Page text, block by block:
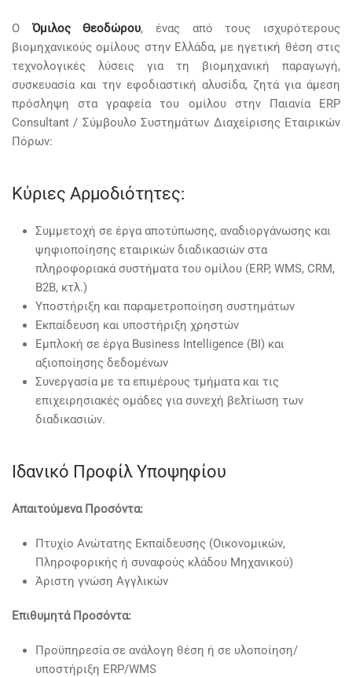
Ο Όμιλος Θεοδώρου, ένας από τους ισχυρότερους
βιομηχανικούς ομίλους στην Ελλάδα, με ηγετική θέση στις
τεχνολογικές λύσεις για τη βιομηχανική παραγωγή,
συσκευασία και την εφοδιαστική αλυσίδα, ζητά για άμεση
πρόσληψη στα γραφεία του ομίλου στην Παιανία ERP
Consultant / Σύμβουλο Συστημάτων Διαχείρισης Εταιρικών
Πόρων:
Κύριες Αρμοδιότητες:
Συμμετοχή σε έργα αποτύπωσης, αναδιοργάνωσης και
ψηφιοποίησης εταιρικών διαδικασιών στα
πληροφοριακά συστήματα του ομίλου (ERP, WMS, CRM,
B2B, κτλ.)
Υποστήριξη και παραμετροποίηση συστημάτων
Εκπαίδευση και υποστήριξη χρηστών
Εμπλοκή σε έργα Business Intelligence (BI) και
αξιοποίησης δεδομένων
Συνεργασία με τα επιμέρους τμήματα και τις
επιχειρησιακές ομάδες για συνεχή βελτίωση των
διαδικασιών.
Ιδανικό Προφίλ Υποψηφίου
Απαιτούμενα Προσόντα:
Πτυχίο Ανώτατης Εκπαίδευσης (Οικονομικών,
Πληροφορικής ή συναφούς κλάδου Μηχανικού)
Άριστη γνώση Αγγλικών
Επιθυμητά Προσόντα:
Προϋπηρεσία σε ανάλογη θέση ή σε υλοποίηση/
υποστήριξη ERP/WMS